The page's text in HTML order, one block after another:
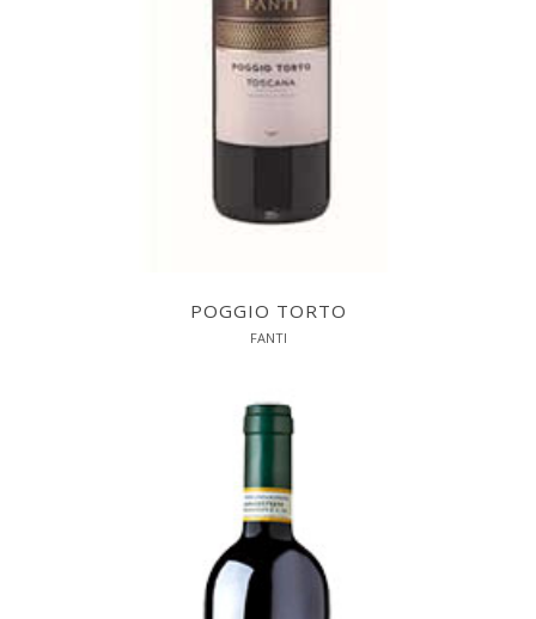
POGGIO TORTO
FANTI